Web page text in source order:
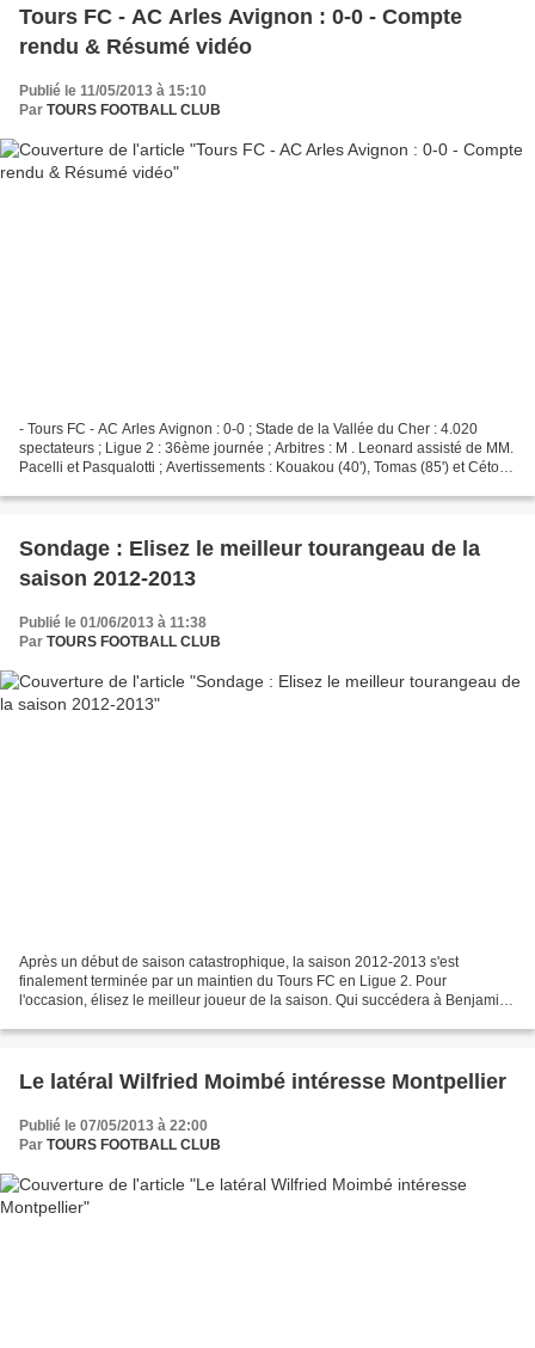
Tours FC - AC Arles Avignon : 0-0 - Compte
rendu & Résumé vidéo
Publié le 11/05/2013 à 15:10
Par TOURS FOOTBALL CLUB
- Tours FC - AC Arles Avignon : 0-0 ; Stade de la Vallée du Cher : 4.020
spectateurs ; Ligue 2 : 36ème journée ; Arbitres : M . Leonard assisté de MM.
Pacelli et Pasqualotti ; Avertissements : Kouakou (40'), Tomas (85') et Cétout
Sondage : Elisez le meilleur tourangeau de la
saison 2012-2013
Publié le 01/06/2013 à 11:38
Par TOURS FOOTBALL CLUB
Après un début de saison catastrophique, la saison 2012-2013 s'est
finalement terminée par un maintien du Tours FC en Ligue 2. Pour
l'occasion, élisez le meilleur joueur de la saison. Qui succédera à Benjamin
Le latéral Wilfried Moimbé intéresse Montpellier
Publié le 07/05/2013 à 22:00
Par TOURS FOOTBALL CLUB